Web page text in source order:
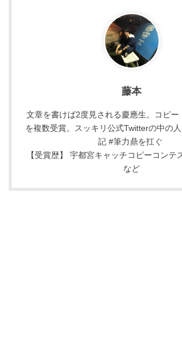
藤本
文章を書けば2度見される慶應生。コピー
を複数受賞。スッキリ公式Twitterの中の
記 #筆力鼎を扛ぐ
【受賞歴】 宇都宮キャッチコピーコン
など